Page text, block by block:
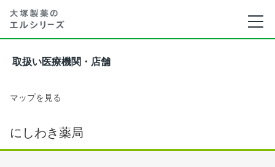
取扱い医療機関・店舗
マップを見る
にしわき薬局